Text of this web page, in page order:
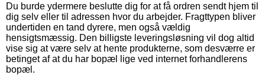
Du burde ydermere beslutte dig for at få ordren sendt hjem til
dig selv eller til adressen hvor du arbejder. Fragttypen bliver
undertiden en tand dyrere, men også vældig
hensigtsmæssig. Den billigste leveringsløsning vil dog altid
vise sig at være selv at hente produkterne, som desværre er
betinget af at du har bopæl lige ved internet forhandlerens
bopæl.